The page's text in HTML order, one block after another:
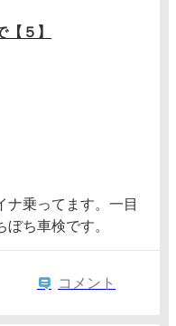
５】
ナ乗ってます。一目
ち車検です。
コメント